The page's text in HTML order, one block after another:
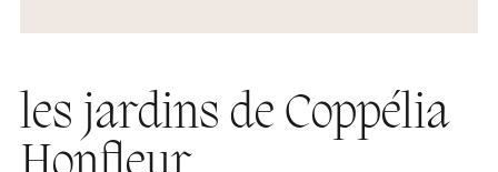
les jardins de Coppélia